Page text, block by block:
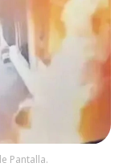
Pantalla.